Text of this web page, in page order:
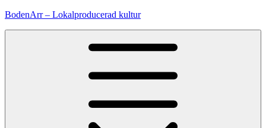
Hoppa
BodenArr – Lokalproducerad kultur